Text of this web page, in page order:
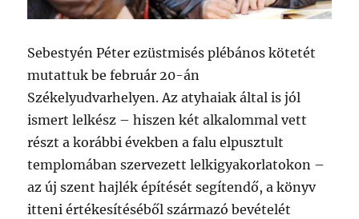
Sebestyén Péter ezüstmisés plébános kötetét
mutattuk be február 20-án
Székelyudvarhelyen. Az atyhaiak által is jól
ismert lelkész – hiszen két alkalommal vett
részt a korábbi években a falu elpusztult
templomában szervezett lelkigyakorlatokon –
az új szent hajlék építését segítendő, a könyv
itteni értékesítéséből származó bevételét